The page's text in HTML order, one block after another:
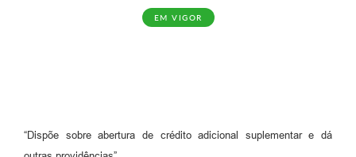
EM VIGOR
“Dispõe sobre abertura de crédito adicional suplementar e dá